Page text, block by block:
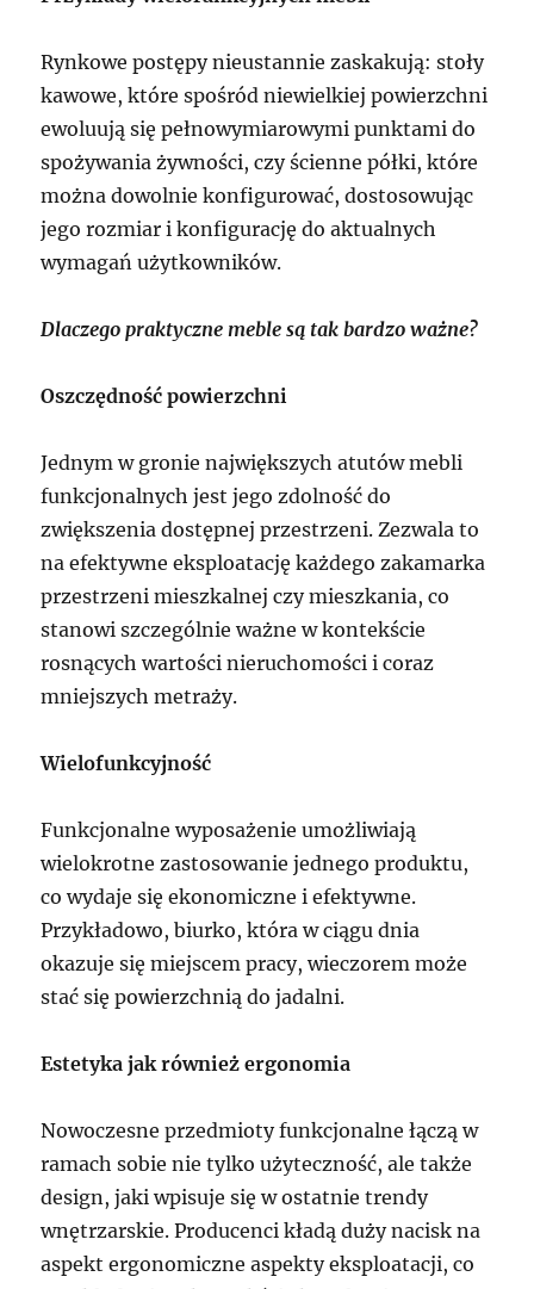
Rynkowe postępy nieustannie zaskakują: stoły
kawowe, które spośród niewielkiej powierzchni
ewoluują się pełnowymiarowymi punktami do
spożywania żywności, czy ścienne półki, które
można dowolnie konfigurować, dostosowując
jego rozmiar i konfigurację do aktualnych
wymagań użytkowników.
Dlaczego praktyczne meble są tak bardzo ważne?
Oszczędność powierzchni
Jednym w gronie największych atutów mebli
funkcjonalnych jest jego zdolność do
zwiększenia dostępnej przestrzeni. Zezwala to
na efektywne eksploatację każdego zakamarka
przestrzeni mieszkalnej czy mieszkania, co
stanowi szczególnie ważne w kontekście
rosnących wartości nieruchomości i coraz
mniejszych metraży.
Wielofunkcyjność
Funkcjonalne wyposażenie umożliwiają
wielokrotne zastosowanie jednego produktu,
co wydaje się ekonomiczne i efektywne.
Przykładowo, biurko, która w ciągu dnia
okazuje się miejscem pracy, wieczorem może
stać się powierzchnią do jadalni.
Estetyka jak również ergonomia
Nowoczesne przedmioty funkcjonalne łączą w
ramach sobie nie tylko użyteczność, ale także
design, jaki wpisuje się w ostatnie trendy
wnętrzarskie. Producenci kładą duży nacisk na
aspekt ergonomiczne aspekty eksploatacji, co